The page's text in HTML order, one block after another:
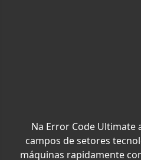
Na Error Code Ultimate
campos de setores
máquinas rapidamente